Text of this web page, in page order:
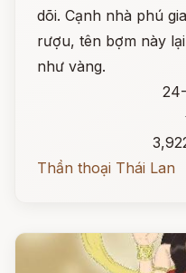
dõi. Cạnh nhà phú
rượu, tên bợm này
như vàng.
Thần thoại Thái Lan